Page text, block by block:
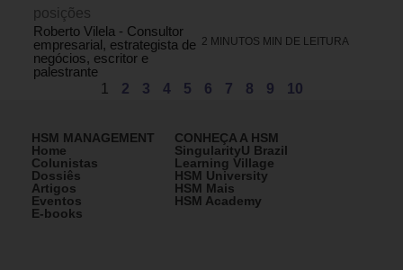
posições
Roberto Vilela - Consultor
empresarial, estrategista de
negócios, escritor e
palestrante
2 MINUTOS MIN DE LEITURA
1 2 3 4 5 6 7 8 9 10
HSM MANAGEMENT
Home
Colunistas
Dossiês
Artigos
Eventos
E-books
CONHEÇA A HSM
SingularityU Brazil
Learning Village
HSM University
HSM Mais
HSM Academy